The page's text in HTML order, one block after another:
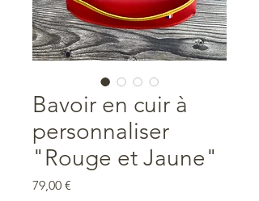
Bavoir en cuir à
personnaliser
"Rouge et Jaune"
79,00 €